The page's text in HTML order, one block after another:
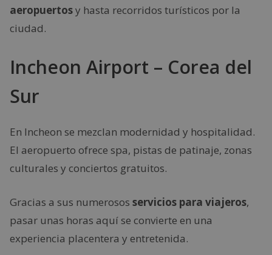
aeropuertosy hasta recorridos turísticos por la
ciudad.
Incheon Airport – Corea del
Sur
En Incheon se mezclan modernidad y hospitalidad.
El aeropuerto ofrece spa, pistas de patinaje, zonas
culturales y conciertos gratuitos.
Gracias a sus numerosos servicios para viajeros,
pasar unas horas aquí se convierte en una
experiencia placentera y entretenida.